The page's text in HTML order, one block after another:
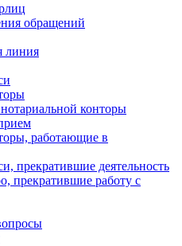
обращений
линия
конторы
работающие в
прекратившие деятельность
прекратившие работу с